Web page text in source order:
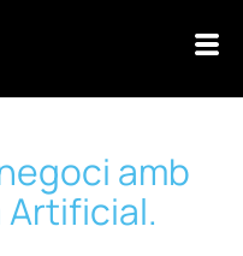
amb
Artificial.